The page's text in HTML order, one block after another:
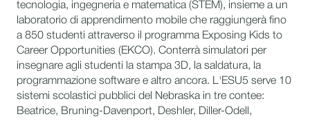
tecnologia, ingegneria e matematica (STEM), insieme a un
laboratorio di apprendimento mobile che raggiungerà fino
a 850 studenti attraverso il programma Exposing Kids to
Career Opportunities (EKCO). Conterrà simulatori per
insegnare agli studenti la stampa 3D, la saldatura, la
programmazione software e altro ancora. L'ESU5 serve 10
sistemi scolastici pubblici del Nebraska in tre contee:
Beatrice, Bruning-Davenport, Deshler, Diller-Odell,